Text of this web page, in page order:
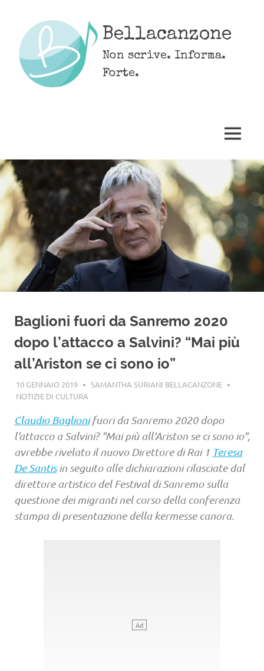
content
Bellacanzone
Non scrive. Informa.
Forte.
MENU
Baglioni fuori da Sanremo 2020
dopo l’attacco a Salvini? “Mai più
all’Ariston se ci sono io”
10 GENNAIO 2019
SAMANTHA SURIANI BELLACANZONE
NOTIZIE DI CULTURA
Claudio Baglionifuori da Sanremo 2020 dopo
l'attacco a Salvini? "Mai più all'Ariston se ci sono io",
avrebbe rivelato il nuovo Direttore di Rai 1 Teresa
De Santisin seguito alle dichiarazioni rilasciate dal
direttore artistico del Festival di Sanremo sulla
questione dei migranti nel corso della conferenza
stampa di presentazione della kermesse canora.